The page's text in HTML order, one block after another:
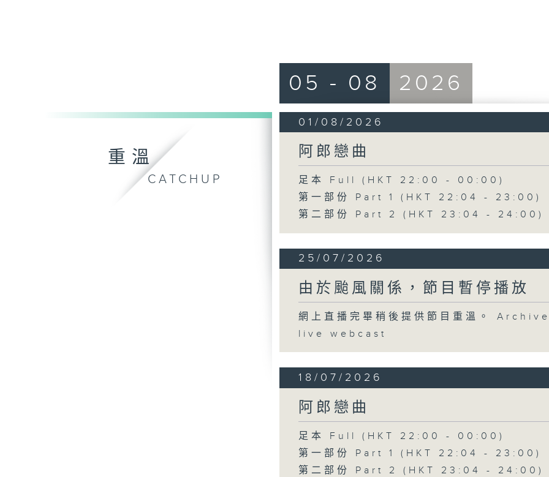
重溫
CATCHUP
05 - 08 2026
01/08/2026
阿郎戀曲
足本 Full (HKT 22:00 - 00:00)
第一部份 Part 1 (HKT 22:04 - 23:00)
第二部份 Part 2 (HKT 23:04 - 24:00)
25/07/2026
由於颱風關係，節目暫停播放
網上直播完畢稍後提供節目重溫。
live webcast
18/07/2026
阿郎戀曲
足本 Full (HKT 22:00 - 00:00)
第一部份 Part 1 (HKT 22:04 - 23:00)
第二部份 Part 2 (HKT 23:04 - 24:00)